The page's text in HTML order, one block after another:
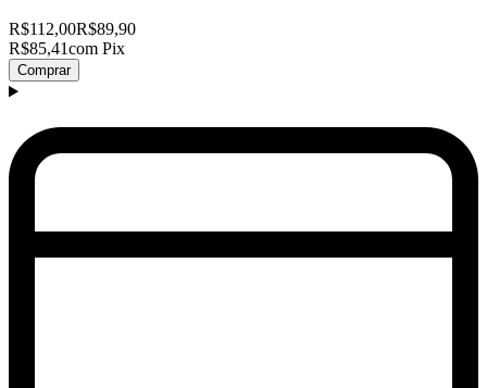
R$112,00R$89,90
R$85,41com Pix
Comprar